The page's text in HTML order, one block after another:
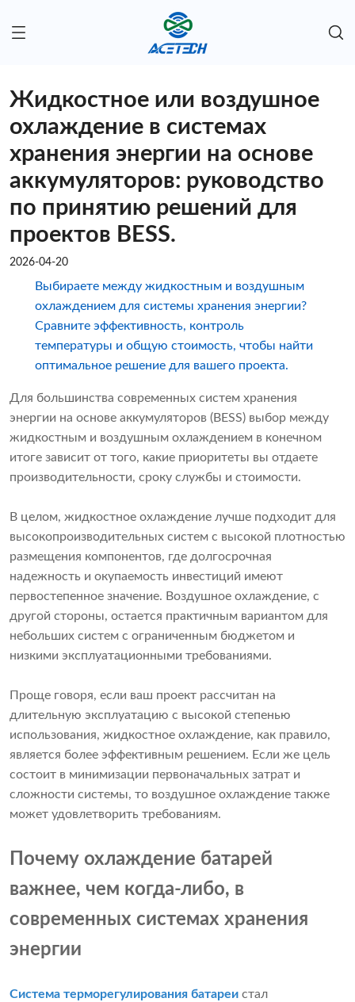
Жидкостное или воздушное
охлаждение в системах
хранения энергии на основе
аккумуляторов: руководство
по принятию решений для
проектов BESS.
2026-04-20
Выбираете между жидкостным и воздушным
охлаждением для системы хранения энергии?
Сравните эффективность, контроль
температуры и общую стоимость, чтобы найти
оптимальное решение для вашего проекта.
Для большинства современных систем хранения
энергии на основе аккумуляторов (BESS) выбор между
жидкостным и воздушным охлаждением в конечном
итоге зависит от того, какие приоритеты вы отдаете
производительности, сроку службы и стоимости.
В целом, жидкостное охлаждение лучше подходит для
высокопроизводительных систем с высокой плотностью
размещения компонентов, где долгосрочная
надежность и окупаемость инвестиций имеют
первостепенное значение. Воздушное охлаждение, с
другой стороны, остается практичным вариантом для
небольших систем с ограниченным бюджетом и
низкими эксплуатационными требованиями.
Проще говоря, если ваш проект рассчитан на
длительную эксплуатацию с высокой степенью
использования, жидкостное охлаждение, как правило,
является более эффективным решением. Если же цель
состоит в минимизации первоначальных затрат и
сложности системы, то воздушное охлаждение также
может удовлетворить требованиям.
Почему охлаждение батарей
важнее, чем когда-либо, в
современных системах хранения
энергии
Система терморегулирования батареи стал